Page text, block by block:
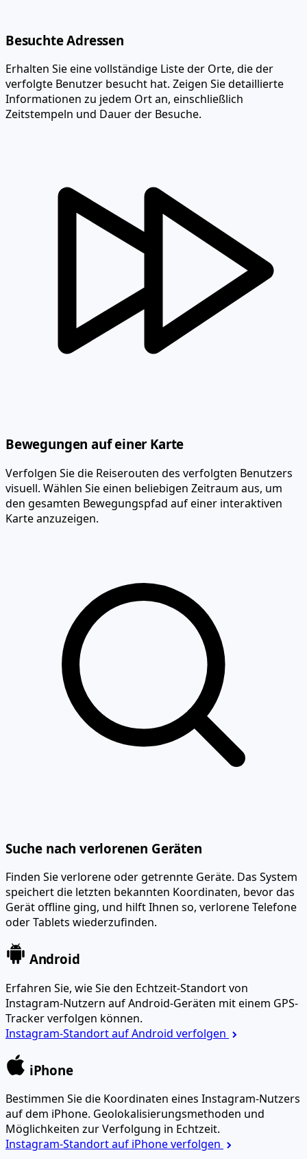
Besuchte Adressen
Erhalten Sie eine vollständige Liste der Orte, die der
verfolgte Benutzer besucht hat. Zeigen Sie detaillierte
Informationen zu jedem Ort an, einschließlich
Zeitstempeln und Dauer der Besuche.
Bewegungen auf einer Karte
Verfolgen Sie die Reiserouten des verfolgten Benutzers
visuell. Wählen Sie einen beliebigen Zeitraum aus, um
den gesamten Bewegungspfad auf einer interaktiven
Karte anzuzeigen.
Suche nach verlorenen Geräten
Finden Sie verlorene oder getrennte Geräte. Das System
speichert die letzten bekannten Koordinaten, bevor das
Gerät offline ging, und hilft Ihnen so, verlorene Telefone
oder Tablets wiederzufinden.
Android
Erfahren Sie, wie Sie den Echtzeit-Standort von
Instagram-Nutzern auf Android-Geräten mit einem GPS-
Tracker verfolgen können.
Instagram-Standort auf Android verfolgen
iPhone
Bestimmen Sie die Koordinaten eines Instagram-Nutzers
auf dem iPhone. Geolokalisierungsmethoden und
Möglichkeiten zur Verfolgung in Echtzeit.
Instagram-Standort auf iPhone verfolgen